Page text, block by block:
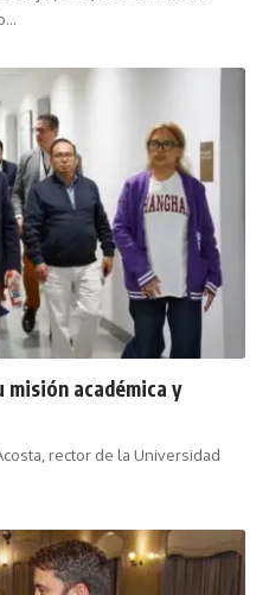
misión académica y
rector de la Universidad